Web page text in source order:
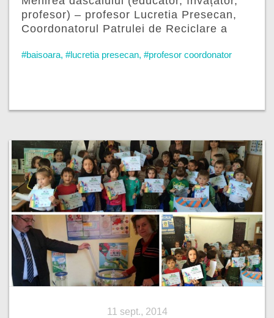
profesor) – profesor Lucretia Presecan,
Coordonatorul Patrulei de Reciclare a
#baisoara, #lucretia presecan, #profesor coordonator
11 sept., 2014